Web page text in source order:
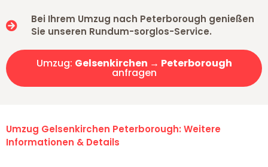
Bei Ihrem Umzug nach Peterborough genießen
Sie unseren Rundum-sorglos-Service.
Umzug: Gelsenkirchen → Peterborough
anfragen
Umzug Gelsenkirchen Peterborough: Weitere
Informationen & Details